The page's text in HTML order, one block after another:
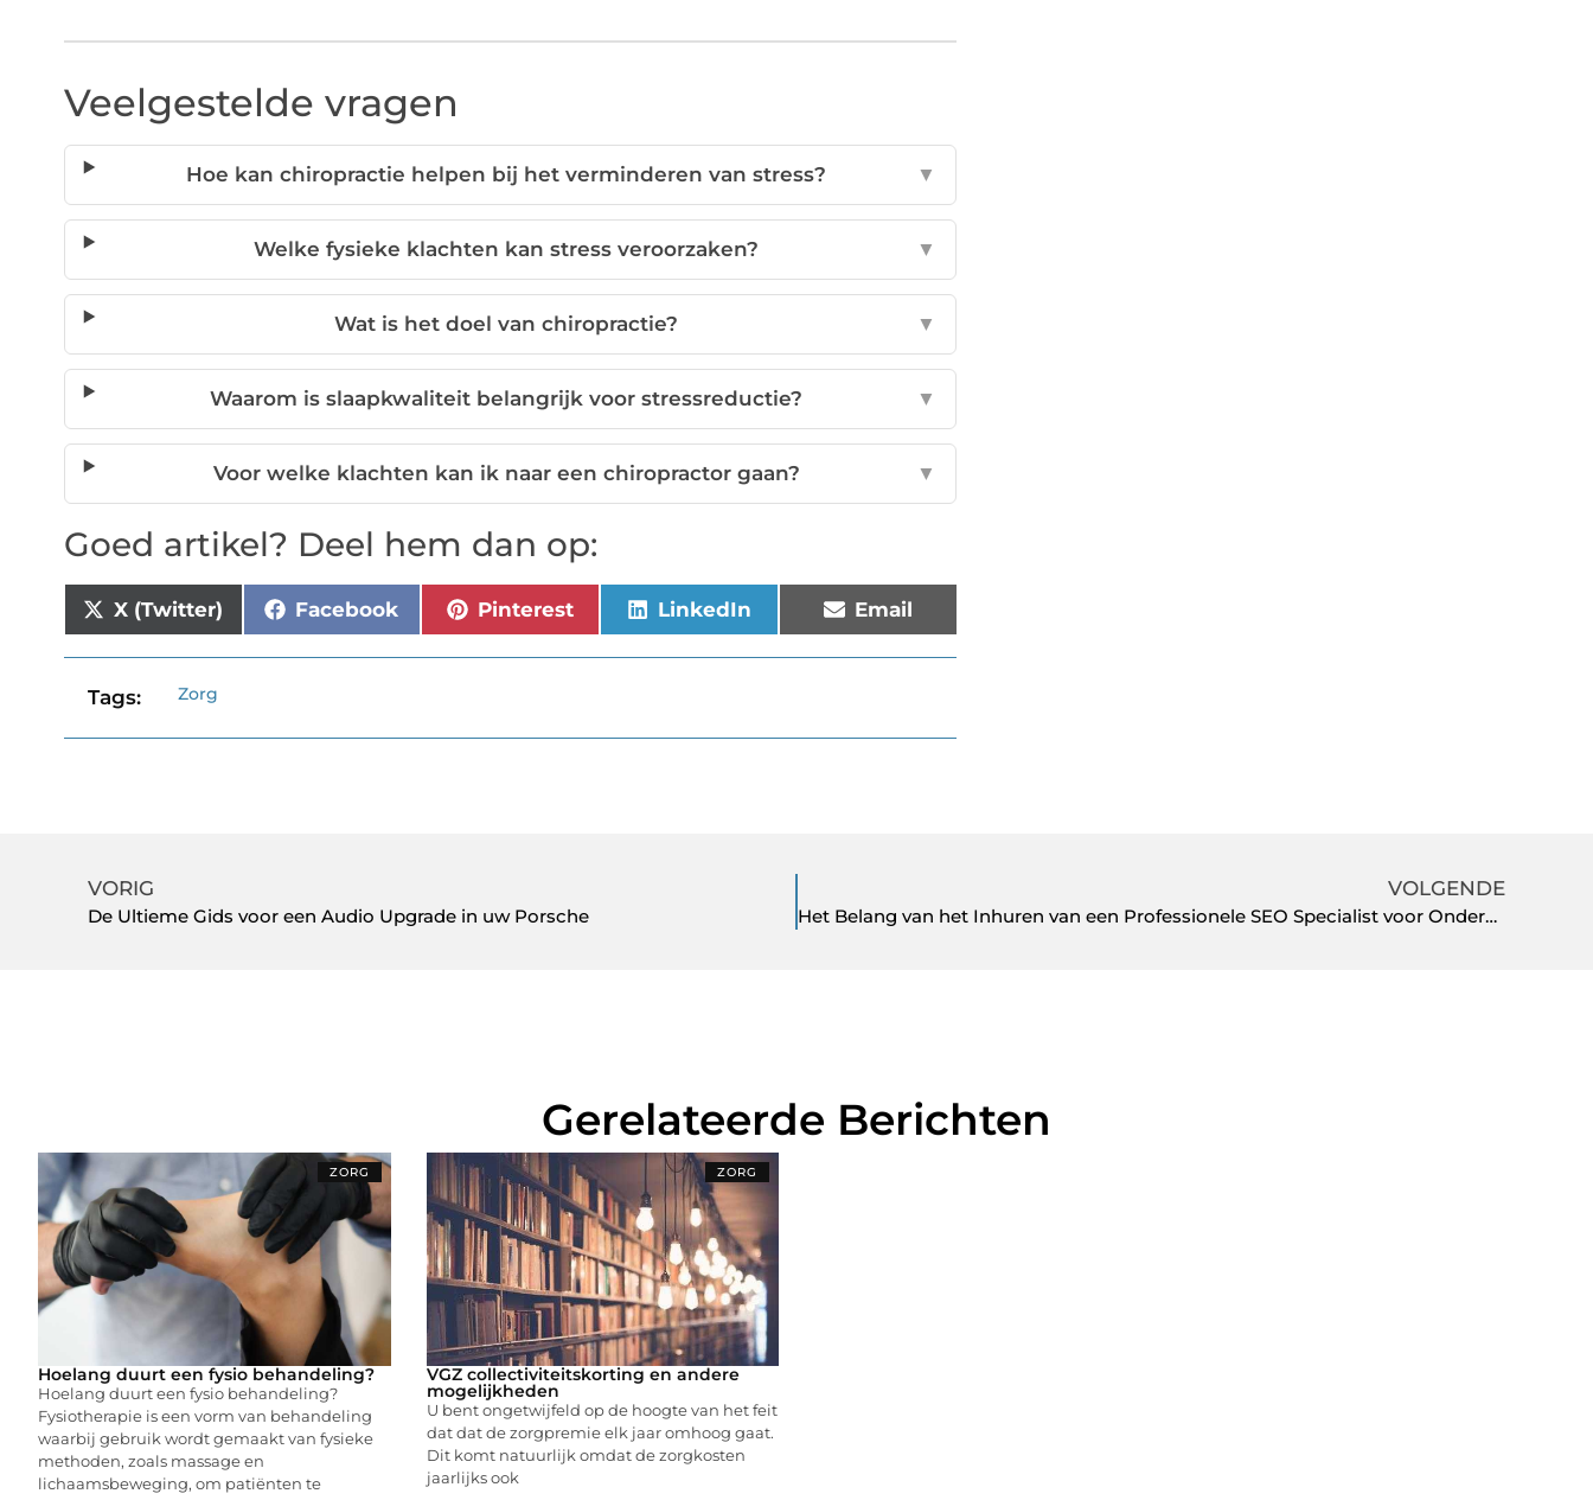
Veelgestelde vragen
Hoe kan chiropractie helpen bij het verminderen van stress? ▼
Welke fysieke klachten kan stress veroorzaken? ▼
Wat is het doel van chiropractie? ▼
Waarom is slaapkwaliteit belangrijk voor stressreductie? ▼
Voor welke klachten kan ik naar een chiropractor gaan? ▼
Goed artikel? Deel hem dan op:
X (Twitter) Facebook Pinterest LinkedIn Email
Tags: Zorg
VORIG
De Ultieme Gids voor een Audio Upgrade in uw Porsche
VOLGENDE
Het Belang van het Inhuren van een Professionele SEO Specialist voor Ondernemers in Rotterdam
Gerelateerde Berichten
ZORG
Hoelang duurt een fysio behandeling?
Hoelang duurt een fysio behandeling?
Fysiotherapie is een vorm van behandeling
waarbij gebruik wordt gemaakt van fysieke
methoden, zoals massage en
lichaamsbeweging, om patiënten te
ZORG
VGZ collectiviteitskorting en andere
mogelijkheden
U bent ongetwijfeld op de hoogte van het feit
dat dat de zorgpremie elk jaar omhoog gaat.
Dit komt natuurlijk omdat de zorgkosten
jaarlijks ook